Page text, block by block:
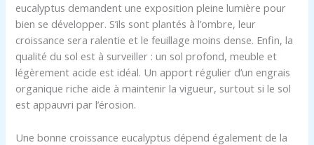
eucalyptus demandent une exposition pleine lumière pour
bien se développer. S’ils sont plantés à l’ombre, leur
croissance sera ralentie et le feuillage moins dense. Enfin, la
qualité du sol est à surveiller : un sol profond, meuble et
légèrement acide est idéal. Un apport régulier d’un engrais
organique riche aide à maintenir la vigueur, surtout si le sol
est appauvri par l’érosion.
Une bonne croissance eucalyptus dépend également de la